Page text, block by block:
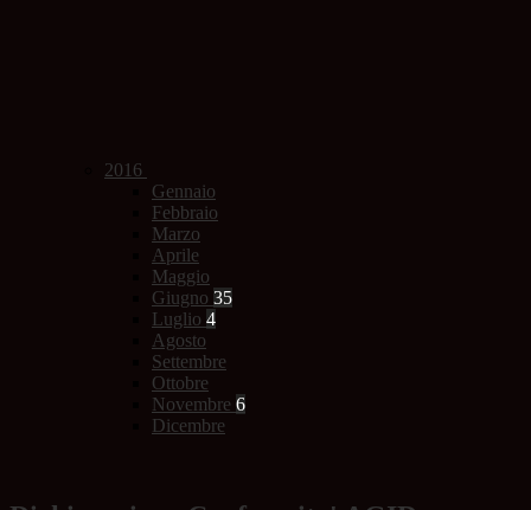
2016
Gennaio
Febbraio
Marzo
Aprile
Maggio
Giugno 35
Luglio 4
Agosto
Settembre
Ottobre
Novembre 6
Dicembre